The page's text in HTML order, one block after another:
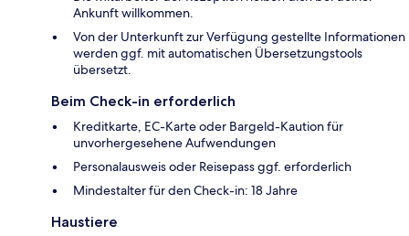
Ankunft willkommen.
Von der Unterkunft zur Verfügung gestellte Informationen
werden ggf. mit automatischen Übersetzungstools
übersetzt.
Beim Check-in erforderlich
Kreditkarte, EC-Karte oder Bargeld-Kaution für
unvorhergesehene Aufwendungen
Personalausweis oder Reisepass ggf. erforderlich
Mindestalter für den Check-in: 18 Jahre
Haustiere